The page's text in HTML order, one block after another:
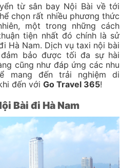
từ sân bay Nội Bài về tới
chọn rất nhiều phương thức
một trong những cách
tiện nhất đó chính là sử
Hà Nam. Dịch vụ taxi nội bài
bảo được tối đa sự hài
cũng như đáp ứng các nhu
mang đến trải nghiệm di
đến với Go Travel 365!
Bài đi Hà Nam